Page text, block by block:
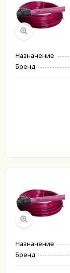
Назначение
Бренд
Назначение
Бренд